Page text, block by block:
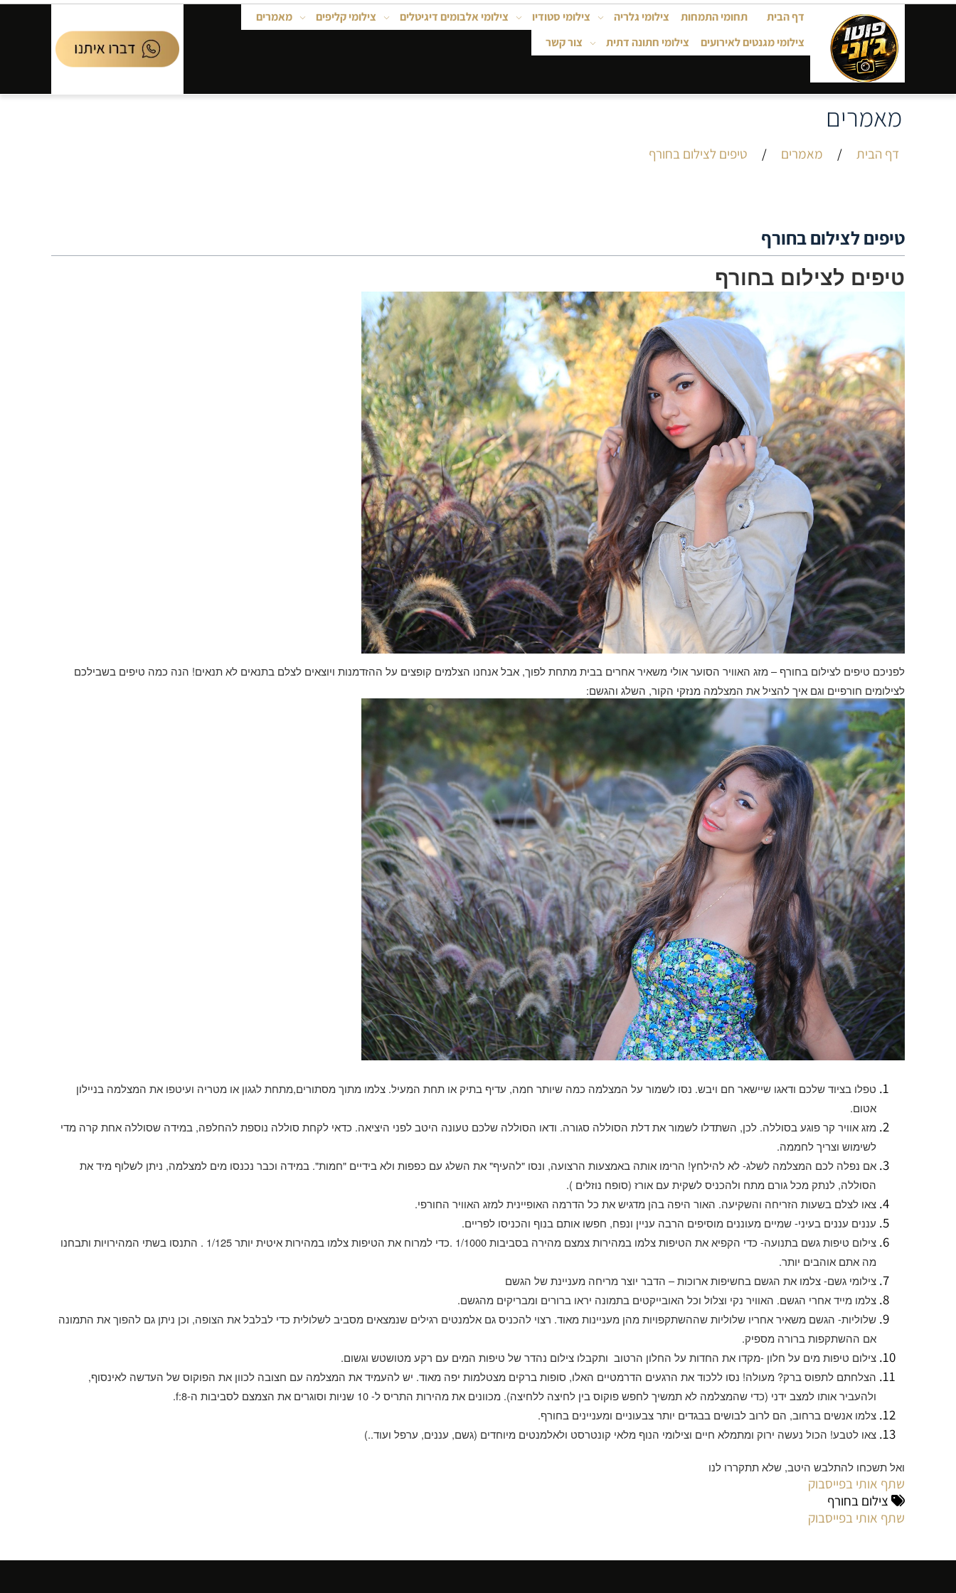
דף הבית תחומי התמחות צילומי גלריה צילומי סטודיו צילומי אלבומים דיגיטלים צילומי קליפים
מאמרים
צילומי מגנטים לאירועים
צילומי חתונה דתית צור קשר
מאמרים
דף הבית / מאמרים / טיפים לצילום בחורף
טיפים לצילום בחורף
טיפים לצילום בחורף
לפניכם טיפים לצילום בחורף – מזג האוויר הסוער אולי משאיר אחרים בבית מתחת לפוך, אבל אנחנו הצלמים קופצים על ההזדמנות ויוצאים לצלם בתנאים לא תנאים! הנה כמה טיפים בשבילכם
לצילומים חורפיים וגם איך להציל את המצלמה מנזקי הקור, השלג והגשם:
טפלו בציוד שלכם ודאגו שיישאר חם ויבש. נסו לשמור על המצלמה כמה שיותר חמה, עדיף בתיק או תחת המעיל. צלמו מתוך מסתורים,מתחת לגגון או מטריה ועיטפו את המצלמה בניילון
אטום.
מזג אוויר קר פוגע בסוללה. לכן, השתדלו לשמור את דלת הסוללה סגורה. ודאו הסוללה שלכם טעונה היטב לפני היציאה. כדאי לקחת סוללה נוספת להחלפה, במידה שסוללה אחת קרה מדי
לשימוש וצריך לחממה.
אם נפלה לכם המצלמה לשלג-לא להילחץ! הרימו אותה באמצעות הרצועה, ונסו "להעיף"את השלג עם כפפות ולא בידיים "חמות". במידה וכבר נכנסו מים למצלמה, ניתן לשלוף מיד את
הסוללה, לנתק מכל גורם מתח ולהכניס לשקית עם אורז (סופח נוזלים ).
צאו לצלם בשעות הזריחה והשקיעה. האור היפה בהן מדגיש את כל הדרמה האופיינית למזג האוויר החורפי.
עננים עננים בעיני-שמיים מעוננים מוסיפים הרבה עניין ונפח, חפשו אותם בנוף והכניסו לפריים.
צילום טיפות גשם בתנועה- כדי הקפיא את הטיפות צלמו במהירות צמצם מהירה בסביבות1/1000 . כדי למרוח את הטיפות צלמו במהירות איטית יותר1/125 .
התנסו בשתי המהירויות ותבחנו
מה אתם אוהבים יותר.
צילומי גשם-צלמו את הגשם בחשיפות ארוכות – הדבר יוצר מריחה מעניינת של הגשם
צלמו מייד אחרי הגשם. האוויר נקי וצלול וכל האובייקטים בתמונה יראו ברורים ומבריקים מהגשם.
שלוליות- הגשם משאיר אחריו שלוליות שההשתקפויות מהן מעניינות מאוד. רצוי להכניס גם אלמנטים רגילים שנמצאים מסביב לשלולית כדי לבלבל את הצופה, וכן ניתן גם להפוך את התמונה
אם ההשתקפות ברורה מספיק.
צילום טיפות מים על חלון -מקדו את החדות על החלון הרטוב ותקבלו צילום נהדר של טיפות המים עם רקע מטושטש וגשום.
הצלחתם לתפוס ברק? מעולה! נסו ללכוד את הרגעים הדרמטיים האלו, סופות ברקים מצטלמות יפה מאוד. יש להעמיד את המצלמה עם חצובה לכוון את הפוקוס של העדשה לאינסוף,
ולהעביר אותו למצב ידני (כדי שהמצלמה לא תמשיך לחפש פוקוס בין לחיצה ללחיצה). מכוונים את מהירות התריס ל- 10 שניות וסוגרים את הצמצם לסביבות ה-f:8.
צלמו אנשים ברחוב, הם לרוב לבושים בבגדים יותר צבעוניים ומעניינים בחורף.
צאו לטבע! הכול נעשה ירוק ומתמלא חיים וצילומי הנוף מלאי קונטרסט ולאלמנטים מיוחדים (גשם, עננים, ערפל ועוד..)
ואל תשכחו להתלבש היטב, שלא תתקררו לנו
שתף אותי בפייסבוק
צילום בחורף
שתף אותי בפייסבוק